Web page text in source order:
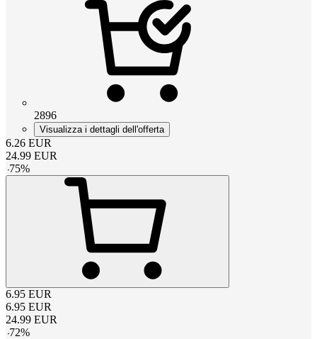
2896
Visualizza i dettagli dell'offerta
6.26 EUR
24.99 EUR
-75%
6.95 EUR
6.95 EUR
24.99 EUR
-72%